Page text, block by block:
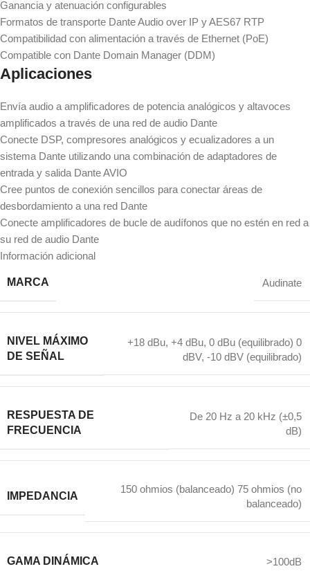
Ganancia y atenuación configurables
Formatos de transporte Dante Audio over IP y AES67 RTP
Compatibilidad con alimentación a través de Ethernet (PoE)
Compatible con Dante Domain Manager (DDM)
Aplicaciones
Envía audio a amplificadores de potencia analógicos y altavoces
amplificados a través de una red de audio Dante
Conecte DSP, compresores analógicos y ecualizadores a un
sistema Dante utilizando una combinación de adaptadores de
entrada y salida Dante AVIO
Cree puntos de conexión sencillos para conectar áreas de
desbordamiento a una red Dante
Conecte amplificadores de bucle de audífonos que no estén en red a
su red de audio Dante
Información adicional
MARCA Audinate
NIVEL MÁXIMO
DE SEÑAL
+18 dBu, +4 dBu, 0 dBu (equilibrado) 0
dBV, -10 dBV (equilibrado)
RESPUESTA DE
FRECUENCIA
De 20 Hz a 20 kHz (±0,5
dB)
IMPEDANCIA
150 ohmios (balanceado) 75 ohmios (no
balanceado)
GAMA DINÁMICA >100dB